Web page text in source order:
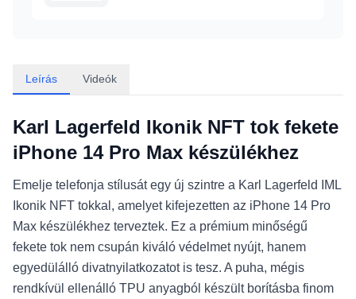
Leírás Videók
Karl Lagerfeld Ikonik NFT tok fekete
iPhone 14 Pro Max készülékhez
Emelje telefonja stílusát egy új szintre a Karl Lagerfeld IML
Ikonik NFT tokkal, amelyet kifejezetten az iPhone 14 Pro
Max készülékhez terveztek. Ez a prémium minőségű
fekete tok nem csupán kiváló védelmet nyújt, hanem
egyedülálló divatnyilatkozatot is tesz. A puha, mégis
rendkívül ellenálló TPU anyagból készült borításba finom